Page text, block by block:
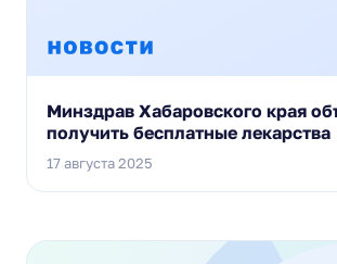
Минздрав Хабаровского края
получить бесплатные лекарства
17 августа 2025